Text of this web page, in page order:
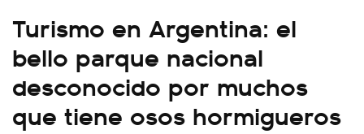
Turismo en Argentina: el
bello parque nacional
desconocido por muchos
que tiene osos hormigueros